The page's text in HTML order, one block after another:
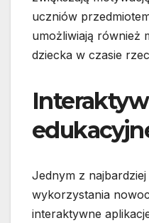
uczniów
umożliwiają również
dziecka w czasie
Jednym z
wykorzystania
interaktywne